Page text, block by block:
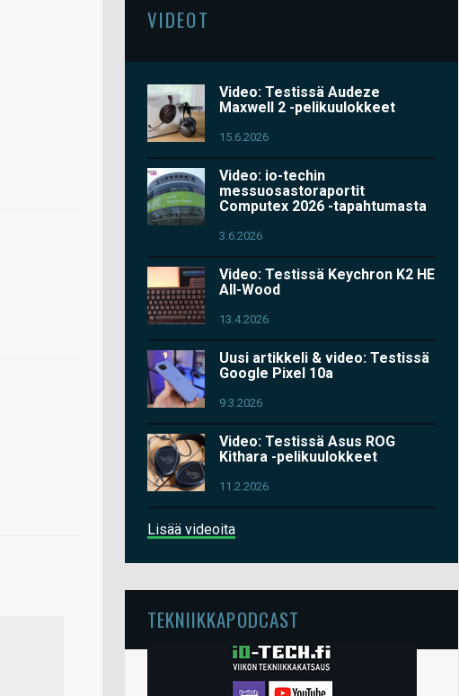
VIDEOT
Video: Testissä Audeze
Maxwell 2 -pelikuulokkeet
15.6.2026
Video: io-techin
messuosastoraportit
Computex 2026 -tapahtumasta
3.6.2026
Video: Testissä Keychron K2 HE
All-Wood
13.4.2026
Uusi artikkeli & video: Testissä
Google Pixel 10a
9.3.2026
Video: Testissä Asus ROG
Kithara -pelikuulokkeet
11.2.2026
Lisää videoita
TEKNIIKKAPODCAST